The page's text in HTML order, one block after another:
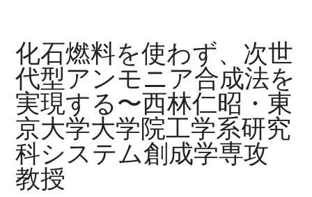
学
大
学
院
医
学
系
眠
を
独
自
の
技
術
化石燃料を使わず、次世
代型アンモニア合成法を
実現する〜西林仁昭・東
京大学大学院工学系研究
科システム創成学専攻
教授